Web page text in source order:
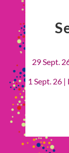
29 Sept.
1 Sept. 26